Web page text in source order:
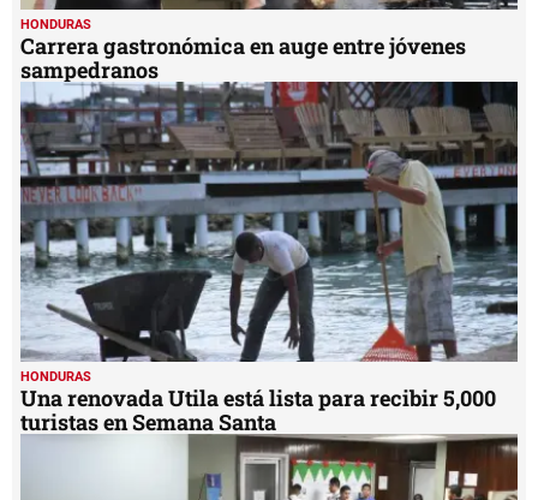
HONDURAS
Carrera gastronómica en auge entre jóvenes
sampedranos
HONDURAS
Una renovada Utila está lista para recibir 5,000
turistas en Semana Santa